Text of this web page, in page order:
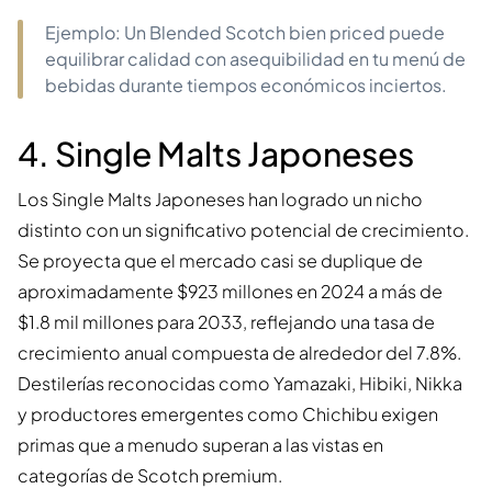
Ejemplo: Un Blended Scotch bien priced puede
equilibrar calidad con asequibilidad en tu menú de
bebidas durante tiempos económicos inciertos.
4. Single Malts Japoneses
Los Single Malts Japoneses han logrado un nicho
distinto con un significativo potencial de crecimiento.
Se proyecta que el mercado casi se duplique de
aproximadamente $923 millones en 2024 a más de
$1.8 mil millones para 2033, reflejando una tasa de
crecimiento anual compuesta de alrededor del 7.8%.
Destilerías reconocidas como Yamazaki, Hibiki, Nikka
y productores emergentes como Chichibu exigen
primas que a menudo superan a las vistas en
categorías de Scotch premium.